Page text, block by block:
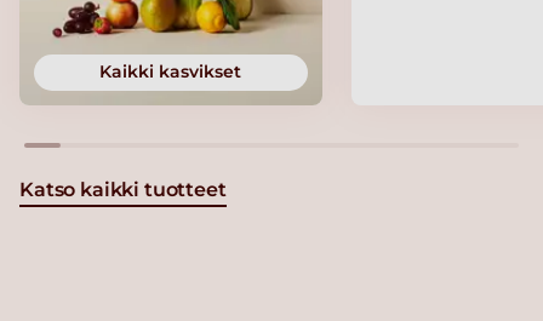
Kaikki kasvikset
Katso kaikki tuotteet